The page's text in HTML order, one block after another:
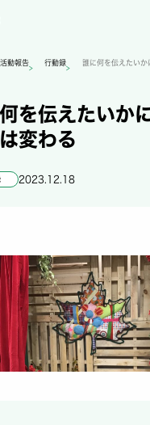
活動報告
>
行動録
>
誰に何を伝えたいか
を伝えたいか
変わる
2023.12.18